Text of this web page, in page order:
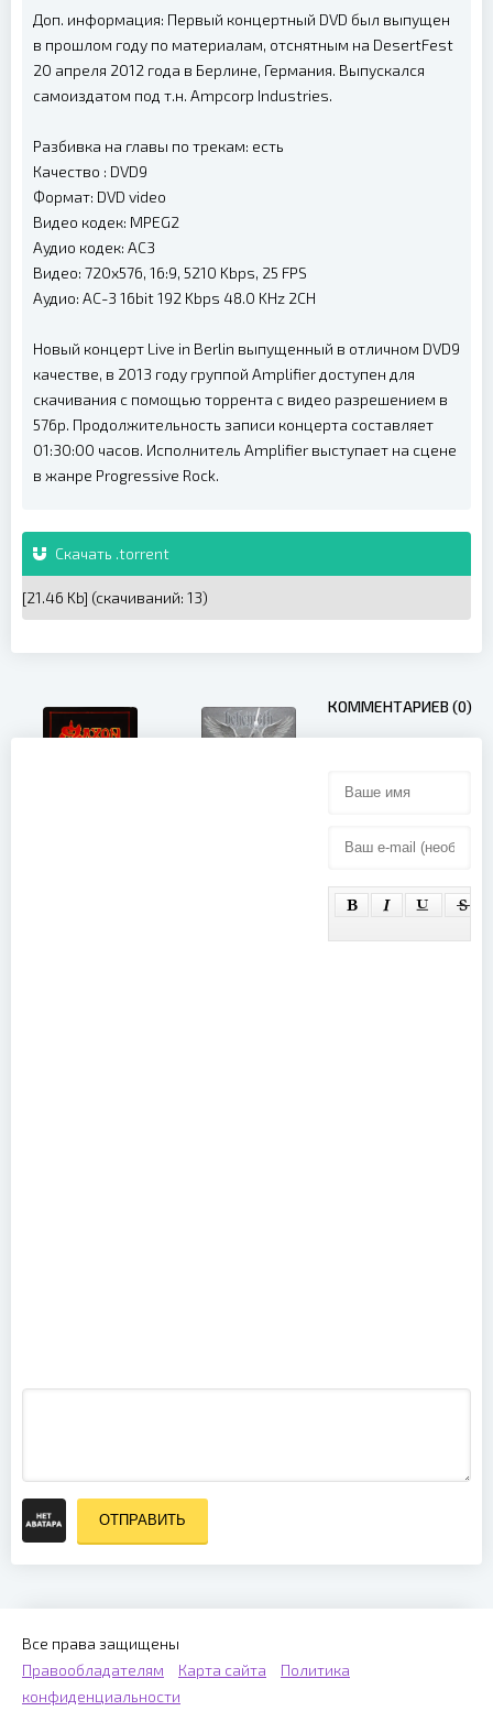
Доп. информация: Первый концертный DVD был выпущен
в прошлом году по материалам, отснятным на DesertFest
20 апреля 2012 года в Берлине, Германия. Выпускался
самоиздатом под т.н. Ampcorp Industries.
Разбивка на главы по трекам: есть
Качество : DVD9
Формат: DVD video
Видео кодек: MPEG2
Аудио кодек: AC3
Видео: 720х576, 16:9, 5210 Kbps, 25 FPS
Аудио: AC-3 16bit 192 Kbps 48.0 KHz 2CH
Новый концерт Live in Berlin выпущенный в отличном DVD9
качестве, в 2013 году группой Amplifier доступен для
скачивания с помощью торрента с видео разрешением в
576p. Продолжительность записи концерта составляет
01:30:00 часов. Исполнитель Amplifier выступает на сцене
в жанре Progressive Rock.
Скачать .torrent
[21.46 Kb] (cкачиваний: 13)
КОММЕНТАРИЕВ (0)
ОТПРАВИТЬ
Все права защищены
Правообладателям
Карта сайта
Политика
конфиденциальности